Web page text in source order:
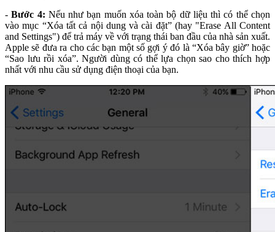
-Bước 4: Nếu như bạn muốn xóa toàn bộ dữ liệu thì có thể chọn
vào mục “Xóa tất cả nội dung và cài đặt” (hay "Erase All Content
and Settings") để trả máy về với trạng thái ban đầu của nhà sản xuất.
Apple sẽ đưa ra cho các bạn một số gợi ý đó là “Xóa bây giờ” hoặc
“Sao lưu rồi xóa”. Người dùng có thể lựa chọn sao cho thích hợp
nhất với nhu cầu sử dụng điện thoại của bạn.